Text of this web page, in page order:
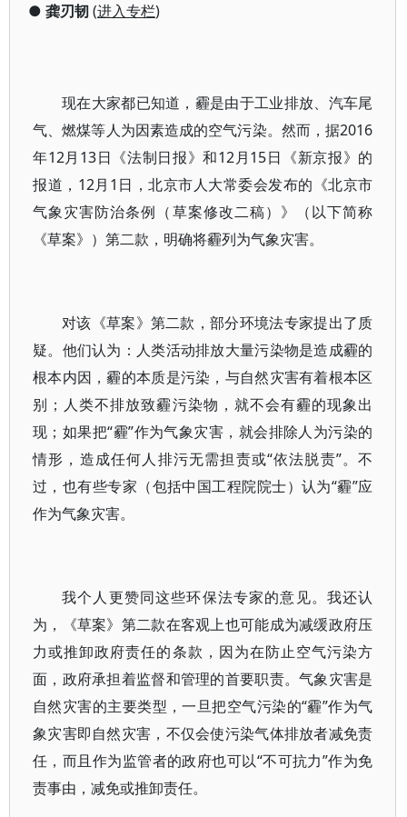
●龚刃韧(进入专栏)
现在大家都已知道，霾是由于工业排放、汽车尾
气、燃煤等人为因素造成的空气污染。然而，据2016
年12月13日《法制日报》和12月15日《新京报》的
报道，12月1日，北京市人大常委会发布的《北京市
气象灾害防治条例（草案修改二稿）》（以下简称
《草案》）第二款，明确将霾列为气象灾害。
对该《草案》第二款，部分环境法专家提出了质
疑。他们认为：人类活动排放大量污染物是造成霾的
根本内因，霾的本质是污染，与自然灾害有着根本区
别；人类不排放致霾污染物，就不会有霾的现象出
现；如果把“霾”作为气象灾害，就会排除人为污染的
情形，造成任何人排污无需担责或“依法脱责”。不
过，也有些专家（包括中国工程院院士）认为“霾”应
作为气象灾害。
我个人更赞同这些环保法专家的意见。我还认
为，《草案》第二款在客观上也可能成为减缓政府压
力或推卸政府责任的条款，因为在防止空气污染方
面，政府承担着监督和管理的首要职责。气象灾害是
自然灾害的主要类型，一旦把空气污染的“霾”作为气
象灾害即自然灾害，不仅会使污染气体排放者减免责
任，而且作为监管者的政府也可以“不可抗力”作为免
责事由，减免或推卸责任。